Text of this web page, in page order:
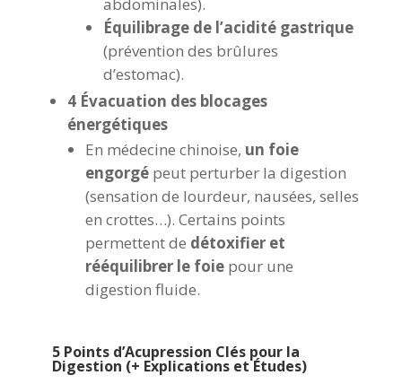
abdominales).
Équilibrage de l’acidité gastrique
(prévention des brûlures
d’estomac).
4 Évacuation des blocages
énergétiques
En médecine chinoise, un foie
engorgépeut perturber la digestion
(sensation de lourdeur, nausées, selles
en crottes…). Certains points
permettent de détoxifier et
rééquilibrer le foiepour une
digestion fluide.
5 Points d’Acupression Clés pour la
Digestion (+ Explications et Études)